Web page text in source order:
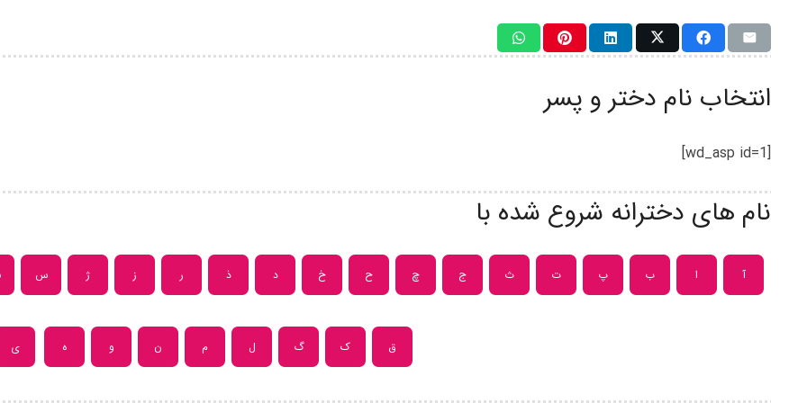
انتخاب نام دختر و پسر
[wd_asp id=1]
نام های دخترانه شروع شده با
آ ا ب پ ت ث ج چ ح خ د ذ ر ز ژ س
ق ک گ ل م ن و ه ی